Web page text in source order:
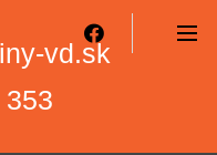
vd.sk
353